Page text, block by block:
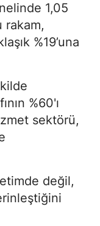
1,05
rakam,
%19’una
%60'ı
sektörü,
değil,